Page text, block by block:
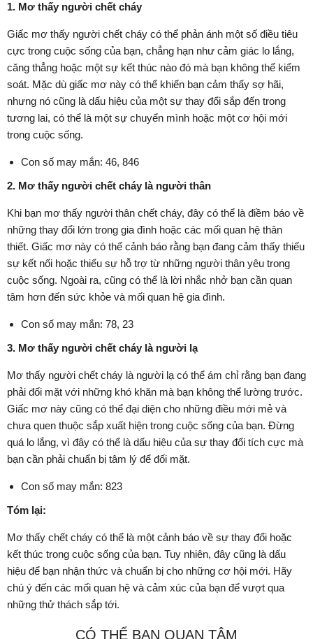
1. Mơ thấy người chết cháy
Giấc mơ thấy người chết cháy có thể phản ánh một số điều tiêu
cực trong cuộc sống của bạn, chẳng hạn như cảm giác lo lắng,
căng thẳng hoặc một sự kết thúc nào đó mà bạn không thể kiểm
soát. Mặc dù giấc mơ này có thể khiến bạn cảm thấy sợ hãi,
nhưng nó cũng là dấu hiệu của một sự thay đổi sắp đến trong
tương lai, có thể là một sự chuyển mình hoặc một cơ hội mới
trong cuộc sống.
Con số may mắn: 46, 846
2. Mơ thấy người chết cháy là người thân
Khi bạn mơ thấy người thân chết cháy, đây có thể là điềm báo về
những thay đổi lớn trong gia đình hoặc các mối quan hệ thân
thiết. Giấc mơ này có thể cảnh báo rằng bạn đang cảm thấy thiếu
sự kết nối hoặc thiếu sự hỗ trợ từ những người thân yêu trong
cuộc sống. Ngoài ra, cũng có thể là lời nhắc nhở bạn cần quan
tâm hơn đến sức khỏe và mối quan hệ gia đình.
Con số may mắn: 78, 23
3. Mơ thấy người chết cháy là người lạ
Mơ thấy người chết cháy là người lạ có thể ám chỉ rằng bạn đang
phải đối mặt với những khó khăn mà bạn không thể lường trước.
Giấc mơ này cũng có thể đại diện cho những điều mới mẻ và
chưa quen thuộc sắp xuất hiện trong cuộc sống của bạn. Đừng
quá lo lắng, vì đây có thể là dấu hiệu của sự thay đổi tích cực mà
bạn cần phải chuẩn bị tâm lý để đối mặt.
Con số may mắn: 823
Tóm lại:
Mơ thấy chết cháy có thể là một cảnh báo về sự thay đổi hoặc
kết thúc trong cuộc sống của bạn. Tuy nhiên, đây cũng là dấu
hiệu để bạn nhận thức và chuẩn bị cho những cơ hội mới. Hãy
chú ý đến các mối quan hệ và cảm xúc của bạn để vượt qua
những thử thách sắp tới.
CÓ THỂ BẠN QUAN TÂM